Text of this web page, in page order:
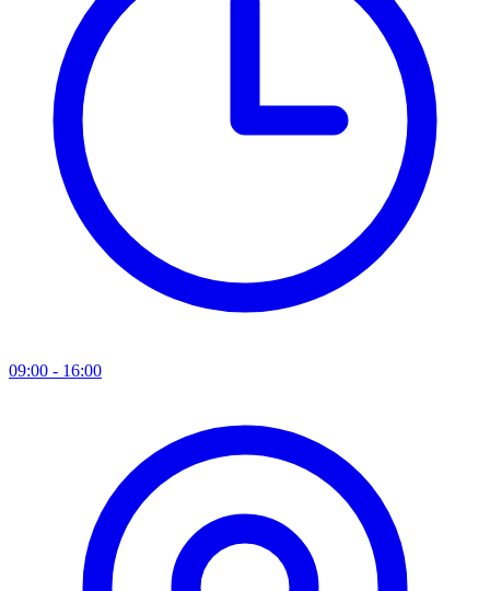
09:00 - 16:00